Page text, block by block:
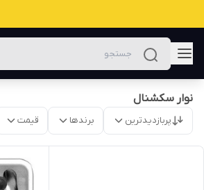
نوار سکشنال
پربازدیدترین برندها قیمت